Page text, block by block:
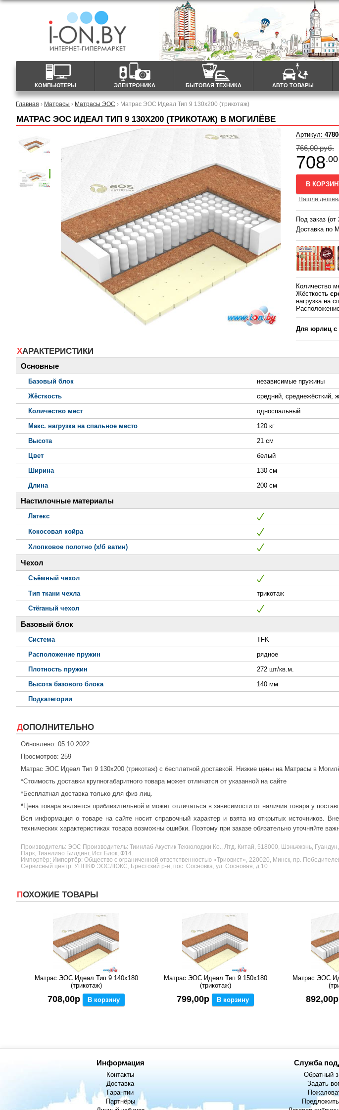
КОМПЬЮТЕРЫ ЭЛЕКТРОНИКА БЫТОВАЯ ТЕХНИКА АВТО ТОВАРЫ
Главная › Матрасы › Матрасы ЭОС › Матрас ЭОС Идеал Тип 9 130x200 (трикотаж)
МАТРАС ЭОС ИДЕАЛ ТИП 9 130X200 (ТРИКОТАЖ) В МОГИЛЁВЕ
Артикул:
766,00 руб.
708.00
В
Нашли
Под заказ (от
Доставка по
Количество
Жёсткость
нагрузка на
Для юрлиц с
ХАРАКТЕРИСТИКИ
Основные
Базовый блок
независимые пружины
Жёсткость
средний, среднежёсткий,
Количество мест
односпальный
Макс. нагрузка на спальное место
120 кг
Высота
21 см
Цвет
белый
Ширина
130 см
Длина
200 см
Настилочные материалы
Латекс
Кокосовая койра
Хлопковое полотно (х/б ватин)
Чехол
Съёмный чехол
Тип ткани чехла
трикотаж
Стёганый чехол
Базовый блок
Система
TFK
Расположение пружин
рядное
Плотность пружин
272 шт/кв.м.
Высота базового блока
140 мм
Подкатегории
ДОПОЛНИТЕЛЬНО
Обновлено: 05.10.2022
Просмотров: 259
Матрас ЭОС Идеал Тип 9 130x200 (трикотаж) с бесплатной доставкой. Низкие цены на Матрасы в
*Стоимость доставки крупногабаритного товара может отличатся от указанной на сайте
*Бесплатная доставка только для физ лиц.
*Цена товара является приблизительной и может отличаться в зависимости от наличия товара у
Вся информация о товаре на сайте носит справочный характер и взята из открытых источников.
технических характеристиках товара возможны ошибки. Поэтому при заказе обязательно уточняйте
Производитель: ЭОС Производитель: Тиинлаб Акустик Текнолоджи Ко., Лтд. Китай, 518000, Шэньчжэнь,
Парк, Тианлиао Билдинг, Ист Блок, Ф14.
Импортёр: Импортёр: Общество с ограниченной ответственностью «Триовист», 220020, Минск, пр.
Сервисный центр: УППКФ ЭОСЛЮКС, Брестский р-н, пос. Сосновка, ул. Сосновая, д.10
ПОХОЖИЕ ТОВАРЫ
Матрас ЭОС Идеал Тип 9 140x180
(трикотаж)
708,00р В корзину
Матрас ЭОС Идеал Тип 9 150x180
(трикотаж)
799,00р В корзину
Матрас ЭОС
892,00р
Информация
Контакты
Доставка
Гарантии
Партнёры
Служба
Обратный
Задать